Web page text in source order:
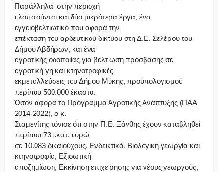
Παράλληλα, στην περιοχή
υλοποιούνται και δύο μικρότερα έργα, ένα
εγγειοβελτιωτικό που αφορά την
επέκταση του αρδευτικού δικτύου στη Δ.Ε. Σελέρου του
Δήμου Αβδήρων, και ένα
αγροτικής οδοποιίας για βελτίωση πρόσβασης σε
αγροτική γη και κτηνοτροφικές
εκμεταλλεύσεις του Δήμου Μύκης, προϋπολογισμού
περίπου 500.000 έκαστο.
Όσον αφορά το Πρόγραμμα Αγροτικής Ανάπτυξης (ΠΑΑ
2014-2022), ο κ.
Σταμενίτης τόνισε ότι στην Π.Ε. Ξάνθης έχουν καταβληθεί
περίπου 73 εκατ. ευρώ
σε 10.083 δικαιούχους. Ενδεικτικά, Βιολογική γεωργία και
κτηνοτροφία, Εξισωτική
αποζημίωση, Εκκίνηση επιχείρησης για νέους γεωργούς,